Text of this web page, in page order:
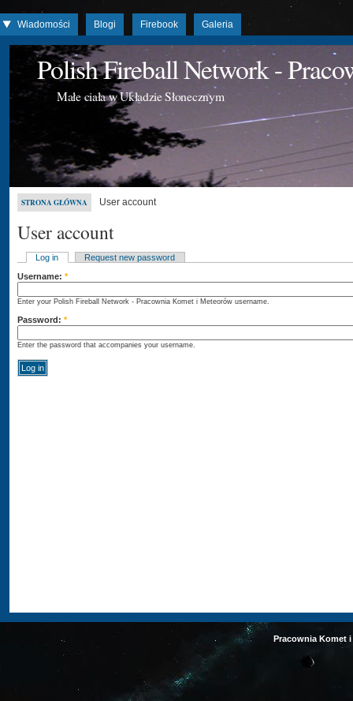
Wiadomości Blogi Firebook Galeria
Polish Fireball Network -
Małe ciała w Układzie Słonecznym
STRONA GŁÓWNA User account
User account
Log in
Request new password
Username: *
Enter your Polish Fireball Network - Pracownia Komet i Meteorów username.
Password: *
Enter the password that accompanies your username.
Pracownia Komet